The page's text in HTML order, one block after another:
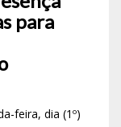
para
feira, dia (1º)